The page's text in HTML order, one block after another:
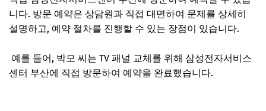
니다. 방문 예약은 상담원과 직접 대면하여 문제를 상세히
설명하고, 예약 절차를 진행할 수 있는 장점이 있습니다.
예를 들어, 박모 씨는 TV 패널 교체를 위해 삼성전자서비스
센터 부산에 직접 방문하여 예약을 완료했습니다.